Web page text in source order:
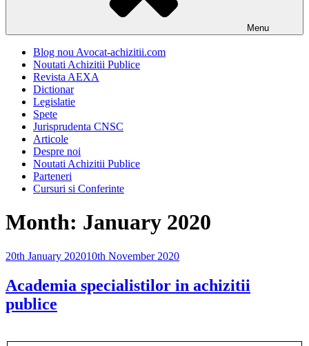
Menu
Blog nou Avocat-achizitii.com
Noutati Achizitii Publice
Revista AEXA
Dictionar
Legislatie
Spete
Jurisprudenta CNSC
Articole
Despre noi
Noutati Achizitii Publice
Parteneri
Cursuri si Conferinte
Month: January 2020
Posted
20th January 202010th November 2020
Academia specialistilor in achizitii
publice